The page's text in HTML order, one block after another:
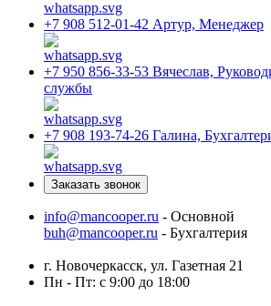
+7 908 512-01-42 Артур, Менеджер
+7 950 856-33-53 Вячеслав,
службы
+7 908 193-74-26 Галина,
Заказать звонок
info@mancooper.ru - Основной
buh@mancooper.ru - Бухгалтерия
г. Новочеркасск, ул. Газетная 21
Пн - Пт: с 9:00 до 18:00